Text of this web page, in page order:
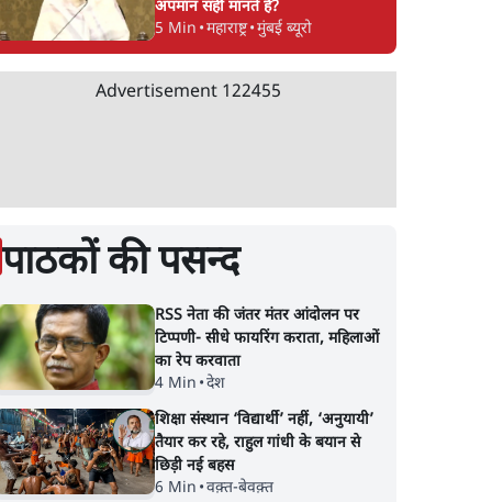
अपमान सही मानते हैं?
5 Min •महाराष्ट्र•मुंबई ब्यूरो
Advertisement 122455
पाठकों की पसन्द
RSS नेता की जंतर मंतर आंदोलन पर
टिप्पणी- सीधे फायरिंग कराता, महिलाओं
का रेप करवाता
4 Min •देश
शिक्षा संस्थान ‘विद्यार्थी’ नहीं, ‘अनुयायी’
तैयार कर रहे, राहुल गांधी के बयान से
छिड़ी नई बहस
6 Min •वक़्त-बेवक़्त